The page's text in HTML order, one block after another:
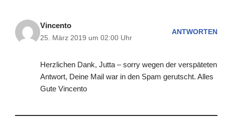
Vincento
25. März 2019 um 02:00 Uhr
ANTWORTEN
Herzlichen Dank, Jutta – sorry wegen der verspäteten
Antwort, Deine Mail war in den Spam gerutscht. Alles
Gute Vincento